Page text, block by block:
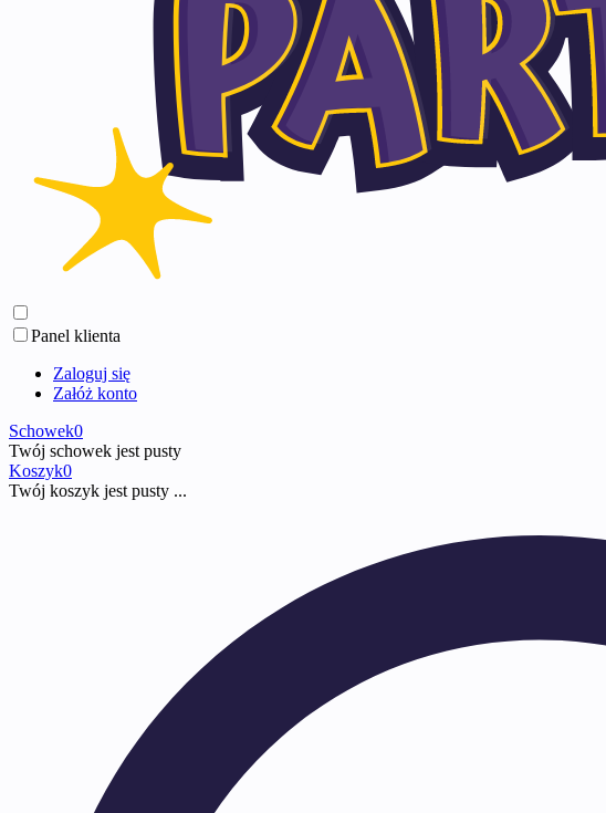
Panel klienta
Zaloguj się
Załóż konto
Schowek0
Twój schowek jest pusty
Koszyk0
Twój koszyk jest pusty ...